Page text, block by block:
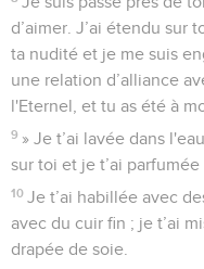
d’aimer. J’ai étendu sur
ta nudité et je me suis
une relation d’alliance
l'Eternel, et tu as été à
9 » Je t’ai lavée dans
sur toi et je t’ai
10 Je t’ai habillée avec
avec du cuir fin ; je t’ai
drapée de soie.